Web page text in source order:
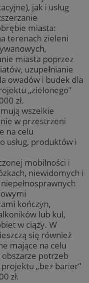
jak i usług
miasta:
terenach zieleni
miasta poprzez
uzupełnianie
owadów i budek dla
„zielonego”
zł.
wszelkie
w przestrzeni
na celu
usług, produktów i
mobilności i
niewidomych i
kończyn,
lub kul,
w ciąży. W
się również
mające na celu
obszarze potrzeb
„bez barier”
zł.